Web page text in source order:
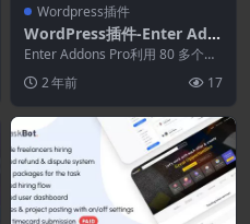
Wordpress插件
WordPress插件-Enter Add
ons Pro 1.0.3–适用于Word
Press的Elementor插件
Enter Addons Pro利用 80 多个免
2 年前 17